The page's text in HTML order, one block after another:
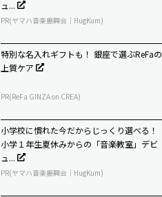
ュ...
PR(ヤマハ音楽振興会｜HugKum)
特別な名入れギフトも！ 銀座で選ぶReFaの
上質ケア
PR(ReFa GINZA on CREA)
小学校に慣れた今だからじっくり選べる！
小学１年生夏休みからの「音楽教室」デビ
ュ...
PR(ヤマハ音楽振興会｜HugKum)